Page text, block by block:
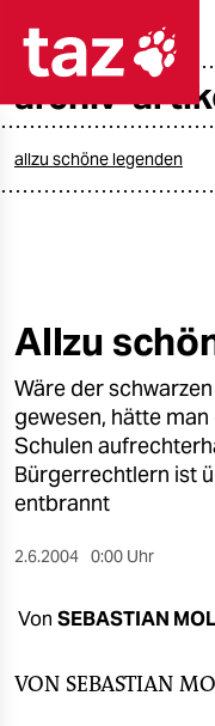
öko
gesellschaft
kultur
sport
verlag
archiv-
allzu schöne legenden
Allzu
Wäre der
gewesen, hätte
Schulen
Bürgerrechtlern ist
entbrannt
2.6.2004 0:00 Uhr
Von SEBASTIAN
VON SEBASTIAN